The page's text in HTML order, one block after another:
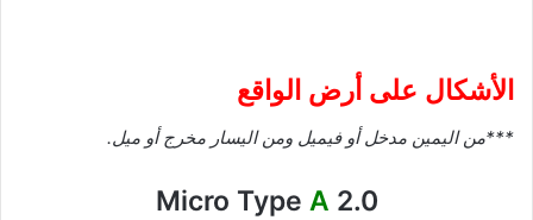
الأشكال على أرض الواقع
***من اليمين مدخل أو فيميل ومن اليسار مخرج أو ميل.
Micro Type A 2.0